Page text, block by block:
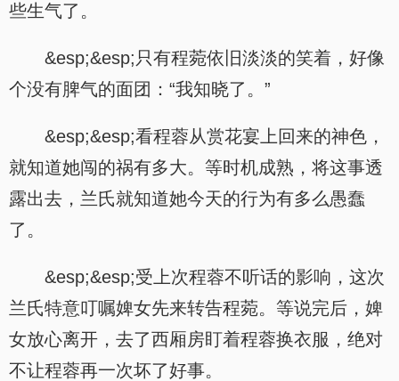
些生气了。
&esp;&esp;只有程菀依旧淡淡的笑着，好像
个没有脾气的面团：“我知晓了。”
&esp;&esp;看程蓉从赏花宴上回来的神色，
就知道她闯的祸有多大。等时机成熟，将这事透
露出去，兰氏就知道她今天的行为有多么愚蠢
了。
&esp;&esp;受上次程蓉不听话的影响，这次
兰氏特意叮嘱婢女先来转告程菀。等说完后，婢
女放心离开，去了西厢房盯着程蓉换衣服，绝对
不让程蓉再一次坏了好事。